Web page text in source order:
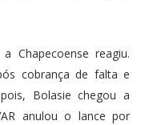
Chapecoense reagiu.
cobrança de falta e
Bolasie chegou a
anulou o lance por